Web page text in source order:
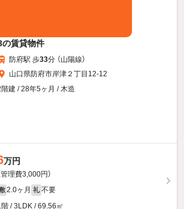
賃貸物件
防府駅 歩33分 （山陽線）
山口県防府市岸津２丁目12-12
建 / 28年5ヶ月 / 木造
万円
管理費3,000円）
2.0ヶ月 礼 不要
階 / 3LDK / 69.56㎡